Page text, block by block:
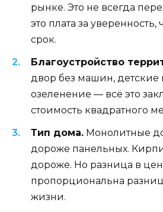
рынке. Это не всегда
это плата за уверенность,
срок.
Благоустройство
двор без машин,
озеленение — всё это
стоимость квадратного
Тип дома. Монолитные
дороже панельных.
дороже. Но разница в
пропорциональна
жизни.